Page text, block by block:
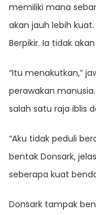
memiliki mana
akan jauh lebih
Berpikir. Ia tidak
“Itu menakutkan,”
perawakan
salah satu raja iblis
“Aku tidak peduli
bentak Donsark,
seberapa kuat
Donsark tampak